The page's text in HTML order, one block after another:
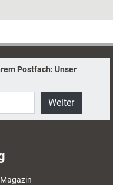
Postfach: Unser
Weiter